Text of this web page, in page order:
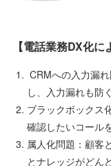
【電話業務DX化
CRMへの入力漏
し、入力漏れも防
ブラックボックス
確認したいコール
属人化問題：顧客
とナレッジがどん